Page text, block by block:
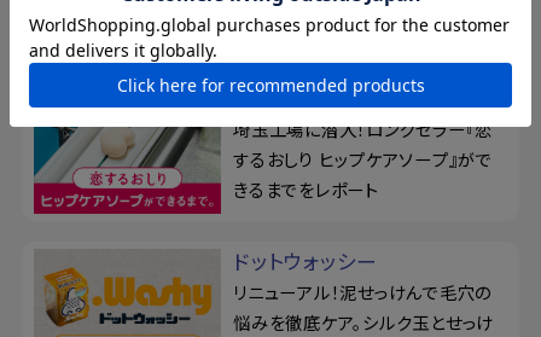
ィまでぷるツヤな潤い
大人の工場見学
埼玉工場に潜入！ロングセラー『恋
するおしり ヒップケアソープ』がで
きるまでをレポート
ドットウォッシー
リニューアル！泥せっけんで毛穴の
悩みを徹底ケア。シルク玉とせっけ